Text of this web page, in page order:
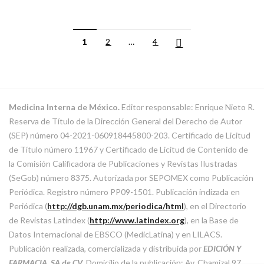
1 2 … 4
Medicina Interna de México.Editor responsable: Enrique Nieto R.
Reserva de Título de la Dirección General del Derecho de Autor
(SEP) número 04-2021-060918445800-203. Certificado de Licitud
de Título número 11967 y Certificado de Licitud de Contenido de
la Comisión Calificadora de Publicaciones y Revistas Ilustradas
(SeGob) número 8375. Autorizada por SEPOMEX como Publicación
Periódica. Registro número PP09-1501. Publicación indizada en
Periódica (http://dgb.unam.mx/periodica/html), en el Directorio
de Revistas Latindex (http://www.latindex.org), en la Base de
Datos Internacional de EBSCO (MedicLatina) y en LILACS.
Publicación realizada, comercializada y distribuida porEDICIÓN Y